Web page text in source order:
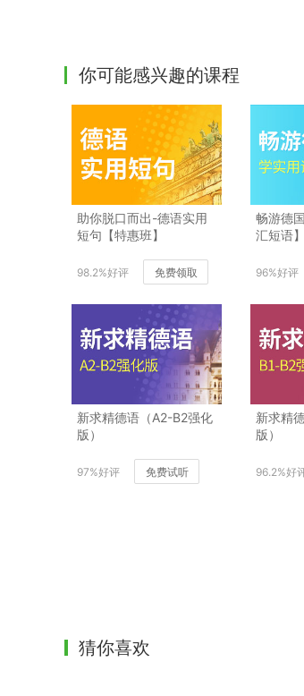
你可能感兴趣的课程
助你脱口而出-德语实用
短句【特惠班】
98.2%好评 免费领取
畅游德
汇短语】
96%好评
新求精德语（A2-B2强化
版）
97%好评 免费试听
新求精
版）
96.2%好
猜你喜欢